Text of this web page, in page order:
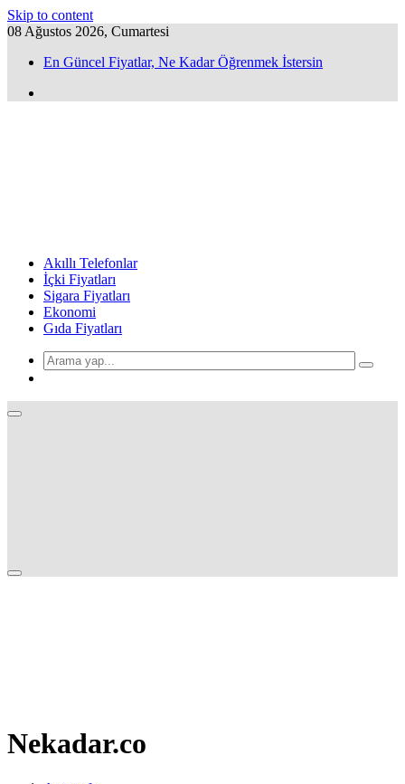
Skip to content
08 Ağustos 2026, Cumartesi
En Güncel Fiyatlar, Ne Kadar Öğrenmek İstersin
Akıllı Telefonlar
İçki Fiyatları
Sigara Fiyatları
Ekonomi
Gıda Fiyatları
Nekadar.co